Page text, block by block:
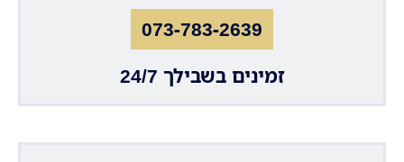
073-783-2639
זמינים בשבילך 24/7